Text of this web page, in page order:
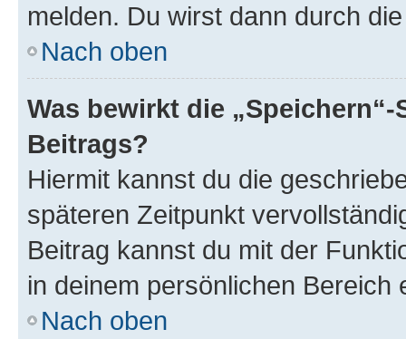
melden. Du wirst dann durch
Nach oben
Was bewirkt die
Beitrags?
Hiermit kannst du die
späteren Zeitpunkt
Beitrag kannst du mit der
in deinem persönlichen Bereich
Nach oben